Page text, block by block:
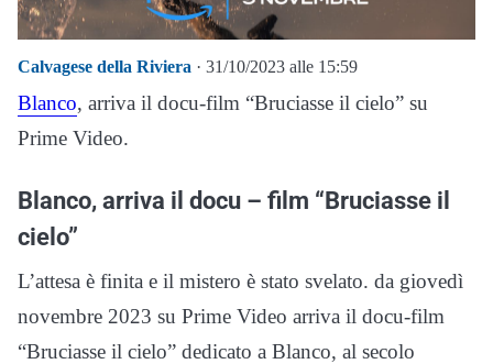
Calvagese della Riviera · 31/10/2023 alle 15:59
Blanco, arriva il docu-film “Bruciasse il cielo” su
Prime Video.
Blanco, arriva il docu – film “Bruciasse il
cielo”
L’attesa è finita e il mistero è stato svelato. da giovedì
novembre 2023 su Prime Video arriva il docu-film
“Bruciasse il cielo” dedicato a Blanco, al secolo